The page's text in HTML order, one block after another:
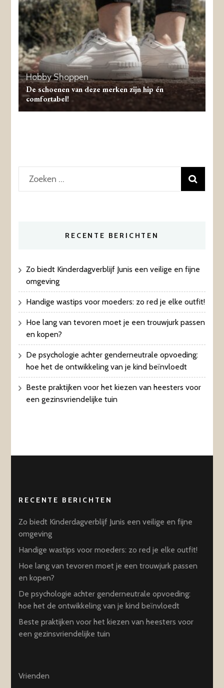
HobbyShoppen
De schoenen van deze merken zijn hip én
comfortabel!
Zoeken
naar:
RECENTE BERICHTEN
Zo biedt Kinderdagverblijf Junis een veilige en fijne
omgeving
Handige wastips voor moeders: zo red je elke outfit!
Hoe lang van tevoren moet je een trouwjurk passen
en kopen?
De psychologie achter genderneutrale opvoeding:
hoe het de ontwikkeling van je kind beïnvloedt
Beste praktijken voor het kiezen van heesters voor
een gezinsvriendelijke tuin
RECENTE BERICHTEN
Zo biedt Kinderdagverblijf Junis een veilige en fijne
omgeving
Handige wastips voor moeders: zo red je elke outfit!
Hoe lang van tevoren moet je een trouwjurk passen
en kopen?
De psychologie achter genderneutrale opvoeding:
hoe het de ontwikkeling van je kind beïnvloedt
Beste praktijken voor het kiezen van heesters voor
een gezinsvriendelijke tuin
Vrienden